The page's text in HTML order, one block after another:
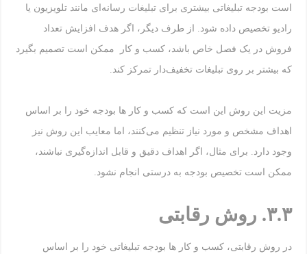
است بودجه تبلیغاتی بیشتری برای تبلیغات رسانه‌ای مانند تلویزیون یا
رادیو تخصیص داده شود. از طرف دیگر، اگر هدف افزایش تعداد
فروش در یک فصل خاص باشد، کسب و کار ممکن است تصمیم بگیرد
که بیشتر بر روی تبلیغات تخفیف‌دار تمرکز کند.
مزیت این روش این است که کسب و کار ها بودجه خود را بر اساس
اهداف مشخص و مورد نیاز تنظیم می‌کنند، اما معایب این روش نیز
وجود دارد. برای مثال، اگر اهداف دقیق و قابل اندازه‌گیری نباشند،
ممکن است تخصیص بودجه به درستی انجام نشود.
۳.۳. روش رقابتی
در روش رقابتی، کسب و کار ها بودجه تبلیغاتی خود را بر اساس